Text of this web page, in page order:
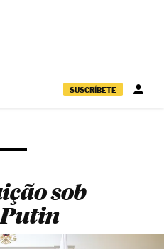
SUSCRÍBETE
sob